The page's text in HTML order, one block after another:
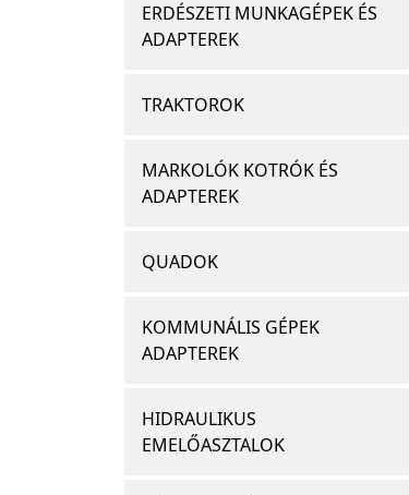
ERDÉSZETI MUNKAGÉPEK ÉS
ADAPTEREK
TRAKTOROK
MARKOLÓK KOTRÓK ÉS
ADAPTEREK
QUADOK
KOMMUNÁLIS GÉPEK
ADAPTEREK
HIDRAULIKUS
EMELŐASZTALOK